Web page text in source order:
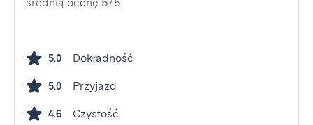
5.0 Dokładność
5.0 Przyjazd
4.6 Czystość